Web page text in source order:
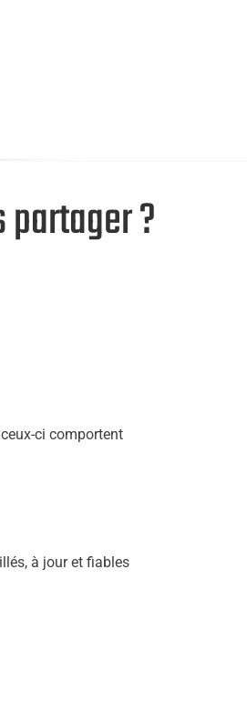
?
ci comportent
à jour et fiables